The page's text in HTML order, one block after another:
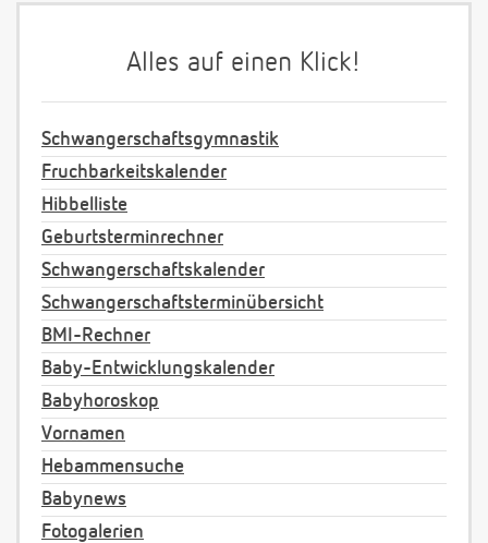
Alles auf einen Klick!
Schwangerschaftsgymnastik
Fruchbarkeitskalender
Hibbelliste
Geburtsterminrechner
Schwangerschaftskalender
Schwangerschaftsterminübersicht
BMI-Rechner
Baby-Entwicklungskalender
Babyhoroskop
Vornamen
Hebammensuche
Babynews
Fotogalerien